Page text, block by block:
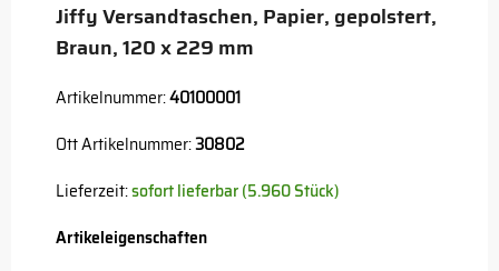
Jiffy Versandtaschen, Papier, gepolstert,
Braun, 120 x 229 mm
Artikelnummer:40100001
Ott Artikelnummer:30802
Lieferzeit:sofort lieferbar (5.960 Stück)
Artikeleigenschaften